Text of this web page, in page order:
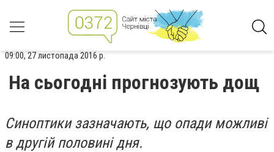
09:00, 27 листопада 2016 р.
На сьогодні прогнозують дощ
Синоптики зазначають, що опади можливі
в другій половині дня.